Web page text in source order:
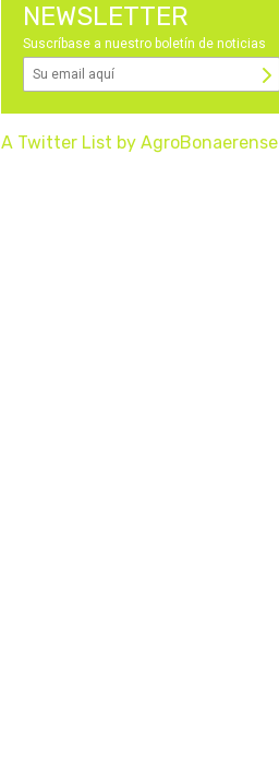
NEWSLETTER
Suscríbase a nuestro boletín de noticias
A Twitter List by AgroBonaerense